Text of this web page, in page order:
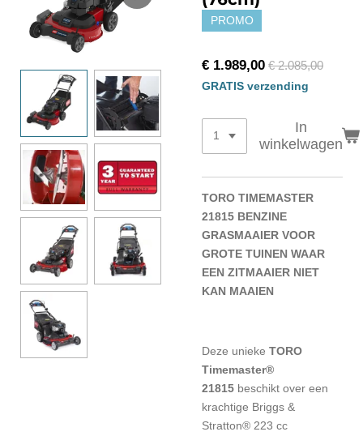
PROMO
€ 1.989,00 € 2.085,00
GRATIS verzending
In
winkelwagen
TORO TIMEMASTER
21815 BENZINE
GRASMAAIER VOOR
GROTE TUINEN WAAR
EEN ZITMAAIER NIET
KAN MAAIEN
Deze unieke TORO
Timemaster®
21815 beschikt over een
krachtige Briggs &
Stratton® 223 cc